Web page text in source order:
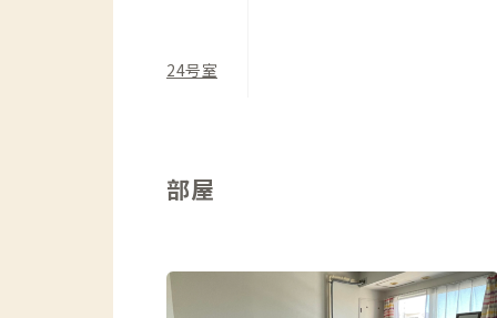
24号室
部屋